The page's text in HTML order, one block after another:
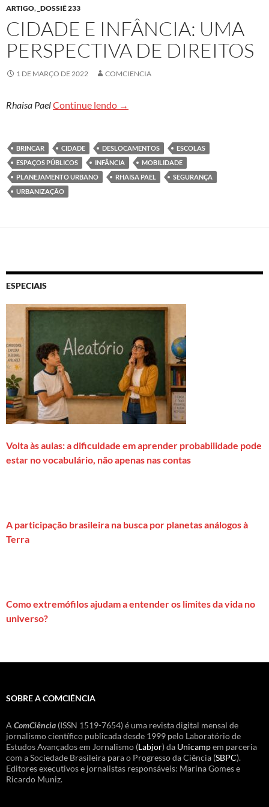
ARTIGO, _DOSSIÊ 233
CIDADE E INFÂNCIA: UMA
PERSPECTIVA DE DIREITOS
1 DE MARÇO DE 2022 COMCIENCIA
Rhaisa PaelContinue lendo Cidade e infância: uma perspectiva
→
BRINCAR CIDADE DESLOCAMENTOS
ESCOLAS
ESPAÇOS PÚBLICOS
INFÂNCIA
MOBILIDADE
PLANEJAMENTO URBANO
RHAISA PAEL
SEGURANÇA
URBANIZAÇÃO
ESPECIAIS
Volta às aulas: a dificuldade em aprender probabilidade pode
estar no vocabulário, não apenas nas contas
A participação brasileira na busca por planetas análogos à
Terra
Como extremófilos ajudam a entender os limites da vida no
universo?
SOBRE A COMCIÊNCIA
A ComCiência (ISSN 1519-7654) é uma revista digital mensal de
jornalismo científico publicada desde 1999 pelo Laboratório de
Estudos Avançados em Jornalismo (Labjor) da Unicampem parceria
com a Sociedade Brasileira para o Progresso da Ciência (SBPC).
Editores executivos e jornalistas responsáveis: Marina Gomes e
Ricardo Muniz.